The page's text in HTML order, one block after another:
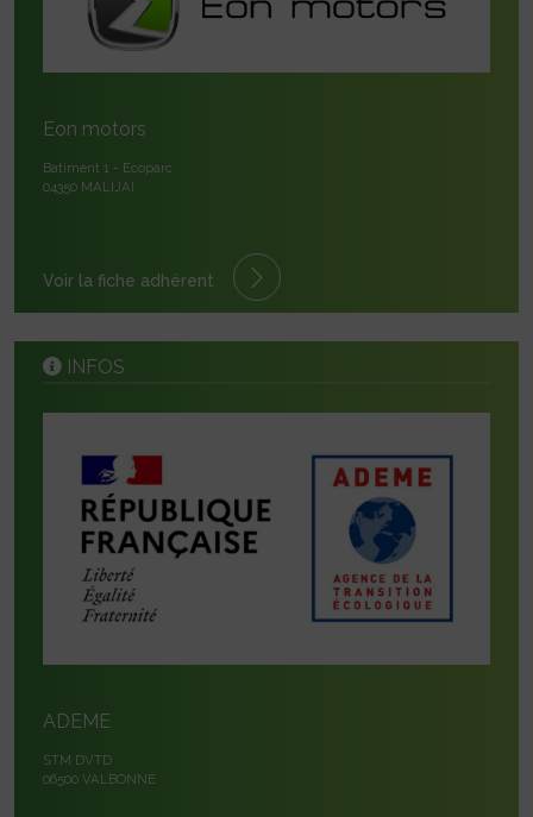
Eon motors
Batiment 1 - Ecoparc
04350 MALIJAI
Voir la fiche adhérent
INFOS
ADEME
STM DVTD
06500 VALBONNE